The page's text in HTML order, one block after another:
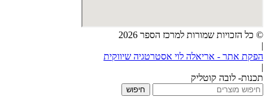
© כל הזכויות שמורות למרכז הספר 2026
|
הפקת אתר - אריאלה לוי אסטרטגיה שיווקית
|
תכנות- לובה קוטליק
חיפוש